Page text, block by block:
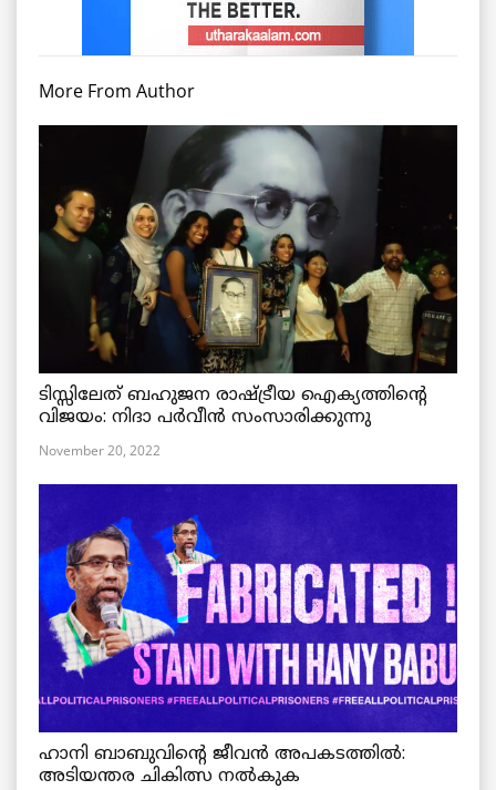
More From Author
ടിസ്സിലേത് ബഹുജന രാഷ്ട്രീയ ഐക്യത്തിന്റെ
വിജയം: നിദാ പർവീൻ സംസാരിക്കുന്നു
November 20, 2022
ഹാനി ബാബുവിന്റെ ജീവൻ അപകടത്തിൽ:
അടിയന്തര ചികിത്സ നൽകുക